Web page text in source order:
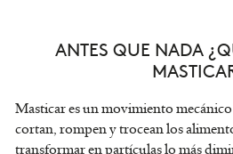
ANTES QUE NADA
Masticar es un movimiento
cortan, rompen y trocean los
transformar en partículas lo más